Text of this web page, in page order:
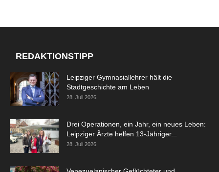
REDAKTIONSTIPP
Leipziger Gymnasiallehrer hält die
Stadtgeschichte am Leben
28. Juli 2026
Drei Operationen, ein Jahr, ein neues Leben:
Leipziger Ärzte helfen 13-Jähriger...
28. Juli 2026